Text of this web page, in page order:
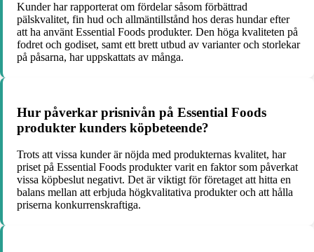
Kunder har rapporterat om fördelar såsom förbättrad
pälskvalitet, fin hud och allmäntillstånd hos deras hundar efter
att ha använt Essential Foods produkter. Den höga kvaliteten på
fodret och godiset, samt ett brett utbud av varianter och storlekar
på påsarna, har uppskattats av många.
Hur påverkar prisnivån på Essential Foods
produkter kunders köpbeteende?
Trots att vissa kunder är nöjda med produkternas kvalitet, har
priset på Essential Foods produkter varit en faktor som påverkat
vissa köpbeslut negativt. Det är viktigt för företaget att hitta en
balans mellan att erbjuda högkvalitativa produkter och att hålla
priserna konkurrenskraftiga.